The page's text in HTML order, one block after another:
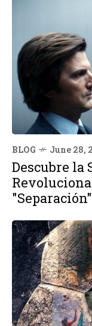
BLOG June 28,
Descubre la